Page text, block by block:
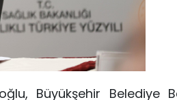
Büyükşehir Belediye